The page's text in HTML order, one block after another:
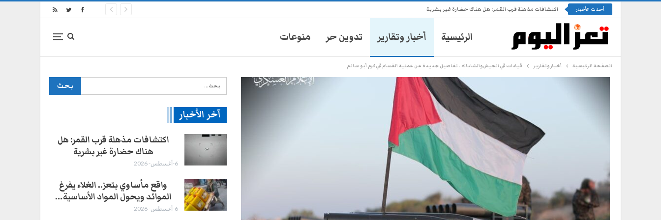
أحدث الأخبار اكتشافات مذهلة قرب القمر: هل هناك حضارة غير بشرية
الرئيسية أخبار وتقارير تدوين حر منوعات
الصفحة الرئيسية أخبار وتقارير قيادات في الجيش والشاباك.. تفاصيل جديدة عن عملية القسام في كرم أبو سالم
آخر الأخبار
28-يوليو- 2026
اكتشافات مذهلة قرب القمر: هل
هناك حضارة غير بشرية
6-أغسطس- 2026
واقع مأساوي بتعز.. الغلاء يفرغ
الموائد ويحول المواد الأساسية…
6-أغسطس- 2026